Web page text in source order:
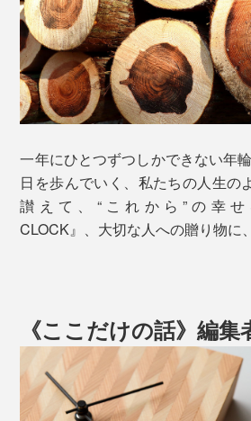
一年にひとつずつしかできない年
日を歩んでいく、私たちの人生
讃えて、“これから”の幸せ
CLOCK』、大切な人への贈り物に
《ここだけの話》編集